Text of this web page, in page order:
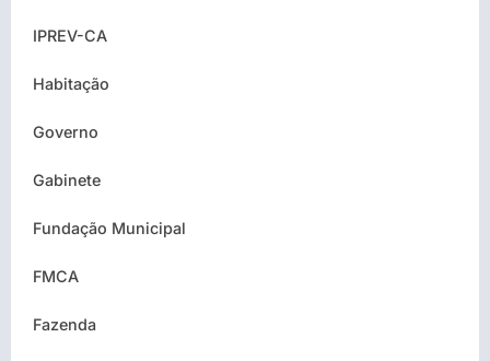
IPREV-CA
Habitação
Governo
Gabinete
Fundação Municipal
FMCA
Fazenda